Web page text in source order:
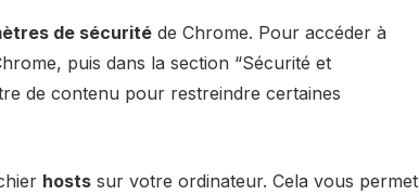
de sécuritéde Chrome. Pour accéder à
puis dans la section “Sécurité et
de contenu pour restreindre certaines
hostssur votre ordinateur. Cela vous permet